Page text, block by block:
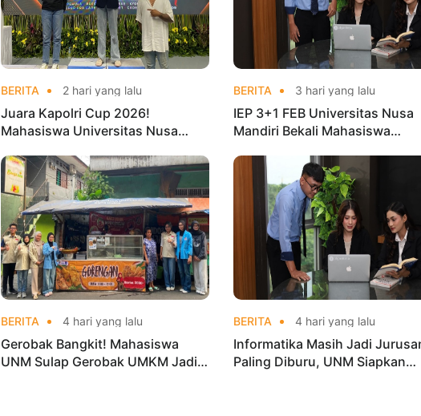
BERITA 2 hari yang lalu
Juara Kapolri Cup 2026!
Mahasiswa Universitas Nusa
di Kejurnas Taekwondo
BERITA 3 hari yang lalu
IEP 3+1 FEB Universitas Nusa
Mandiri Bekali Mahasiswa
BERITA 4 hari yang lalu
Gerobak Bangkit! Mahasiswa
UNM Sulap Gerobak UMKM Jadi
BERITA 4 hari yang lalu
Informatika Masih Jadi
Paling Diburu, UNM Siapkan